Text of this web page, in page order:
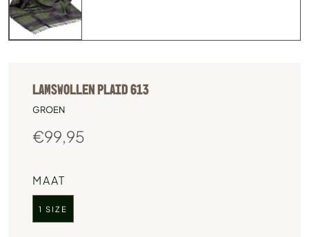
LAMSWOLLEN PLAID 613
GROEN
€99,95
MAAT
1 SIZE